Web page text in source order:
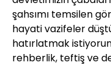
şahsımı temsilen
hayati vazifeler
hatırlatmak
rehberlik, teftiş ve